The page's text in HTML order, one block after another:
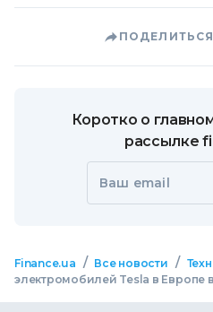
Коротко о
рассылке
Ваш email
Finance.ua / Все новости /
электромобилей Tesla в Европе